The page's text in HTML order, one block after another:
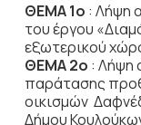
ΘΕΜΑ 1o : Λήψη
του έργου
εξωτερικού
ΘΕΜΑ 2ο : Λήψη
παράτασης
οικισμών
Δήμου